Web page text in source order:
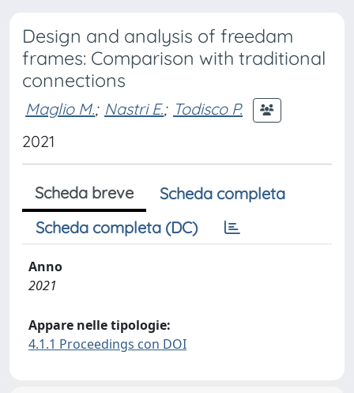
Design and analysis of freedam
frames: Comparison with traditional
connections
Maglio M.; Nastri E.; Todisco P.
2021
Scheda breve
Scheda completa
Scheda completa (DC)
Anno
2021
Appare nelle tipologie:
4.1.1 Proceedings con DOI